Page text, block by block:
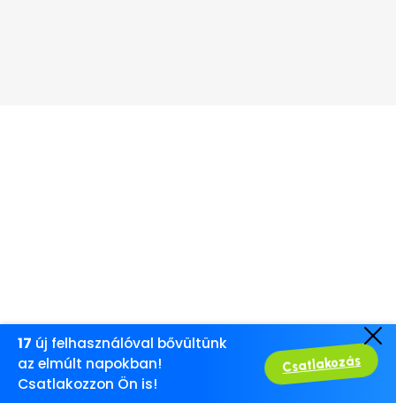
17 új felhasználóval bővültünk
az elmúlt napokban!
Csatlakozzon Ön is!
Csatlakozás